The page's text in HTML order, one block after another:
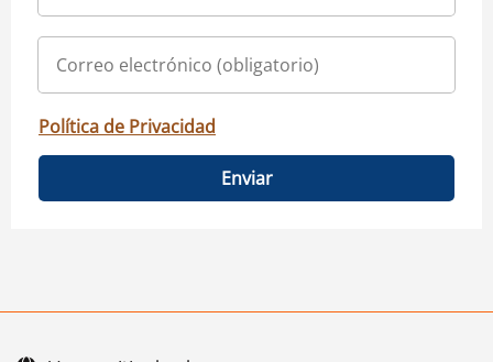
Política de Privacidad
Enviar